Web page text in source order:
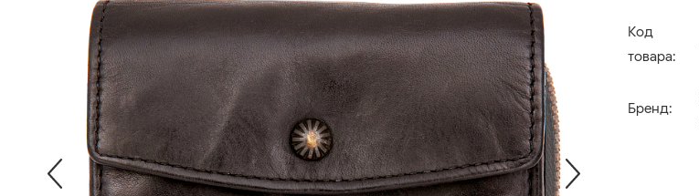
Код
товара:
Бренд: